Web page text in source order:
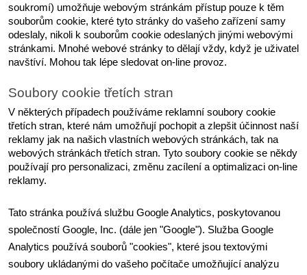
soukromí) umožňuje webovým stránkám přístup pouze k těm
souborům cookie, které tyto stránky do vašeho zařízení samy
odeslaly, nikoli k souborům cookie odeslaných jinými webovými
stránkami. Mnohé webové stránky to dělají vždy, když je uživatel
navštíví. Mohou tak lépe sledovat on-line provoz.
Soubory cookie třetích stran
V některých případech používáme reklamní soubory cookie
třetích stran, které nám umožňují pochopit a zlepšit účinnost naší
reklamy jak na našich vlastních webových stránkách, tak na
webových stránkách třetích stran. Tyto soubory cookie se někdy
používají pro personalizaci, změnu zacílení a optimalizaci on-line
reklamy.
Tato stránka používá službu Google Analytics, poskytovanou
společností Google, Inc. (dále jen "Google"). Služba Google
Analytics používá souborů "cookies", které jsou textovými
soubory ukládanými do vašeho počítače umožňující analýzu